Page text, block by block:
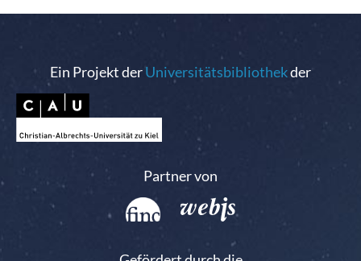
Ein Projekt derUniversitätsbibliothekder
Partner von